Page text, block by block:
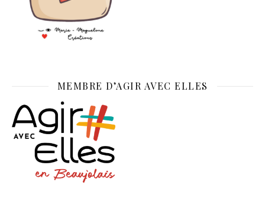
MEMBRE D’AGIR AVEC ELLES